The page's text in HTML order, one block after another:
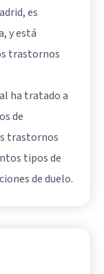
es
y está
trastornos
ha tratado a
de
trastornos
tipos de
de duelo.